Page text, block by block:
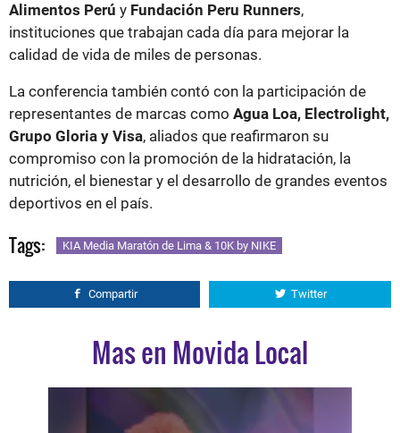
Alimentos Perú y Fundación Peru Runners,
instituciones que trabajan cada día para mejorar la
calidad de vida de miles de personas.
La conferencia también contó con la participación de
representantes de marcas como Agua Loa, Electrolight,
Grupo Gloria y Visa, aliados que reafirmaron su
compromiso con la promoción de la hidratación, la
nutrición, el bienestar y el desarrollo de grandes eventos
deportivos en el país.
Tags: KIA Media Maratón de Lima & 10K by NIKE
Compartir Twitter
Mas en Movida Local